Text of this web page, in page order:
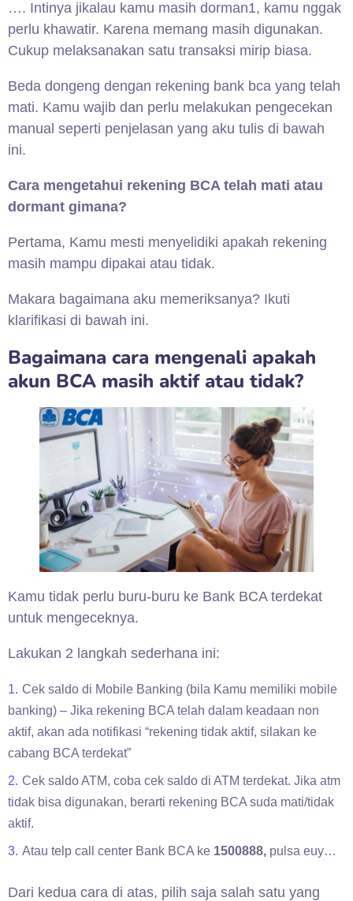
…. Intinya jikalau kamu masih dorman1, kamu nggak
perlu khawatir. Karena memang masih digunakan.
Cukup melaksanakan satu transaksi mirip biasa.
Beda dongeng dengan rekening bank bca yang telah
mati. Kamu wajib dan perlu melakukan pengecekan
manual seperti penjelasan yang aku tulis di bawah
ini.
Cara mengetahui rekening BCA telah mati atau
dormant gimana?
Pertama, Kamu mesti menyelidiki apakah rekening
masih mampu dipakai atau tidak.
Makara bagaimana aku memeriksanya? Ikuti
klarifikasi di bawah ini.
Bagaimana cara mengenali apakah
akun BCA masih aktif atau tidak?
Kamu tidak perlu buru-buru ke Bank BCA terdekat
untuk mengeceknya.
Lakukan 2 langkah sederhana ini:
Cek saldo di Mobile Banking (bila Kamu memiliki mobile
banking) – Jika rekening BCA telah dalam keadaan non
aktif, akan ada notifikasi “rekening tidak aktif, silakan ke
cabang BCA terdekat”
Cek saldo ATM, coba cek saldo di ATM terdekat. Jika atm
tidak bisa digunakan, berarti rekening BCA suda mati/tidak
aktif.
Atau telp call center Bank BCA ke 1500888,pulsa euy…
Dari kedua cara di atas, pilih saja salah satu yang